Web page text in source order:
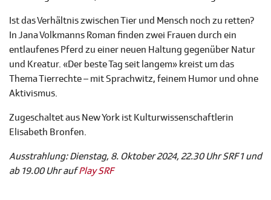
Ist das Verhältnis zwischen Tier und Mensch noch zu retten?
In Jana Volkmanns Roman finden zwei Frauen durch ein
entlaufenes Pferd zu einer neuen Haltung gegenüber Natur
und Kreatur. «Der beste Tag seit langem» kreist um das
Thema Tierrechte – mit Sprachwitz, feinem Humor und ohne
Aktivismus.
Zugeschaltet aus New York ist Kulturwissenschaftlerin
Elisabeth Bronfen.
Ausstrahlung: Dienstag, 8. Oktober 2024, 22.30 Uhr SRF 1 und
ab 19.00 Uhr aufPlay SRF